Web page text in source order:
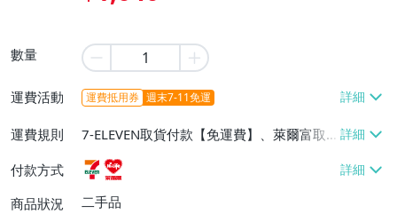
數量
運費活動 運費抵用券 週末7-11免運
運費規則
7-ELEVEN取貨付款【免運費】、萊爾富取
貨付款【免運費】
付款方式
商品狀況
二手品